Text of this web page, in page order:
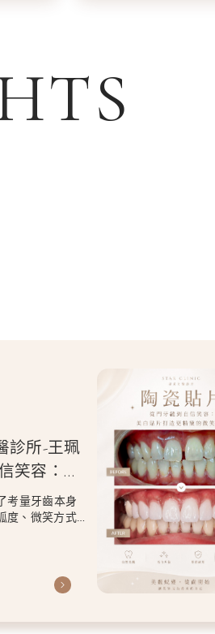
診所-王珮
笑容：美
笑曲線
考量牙齒本身
度、微笑方式